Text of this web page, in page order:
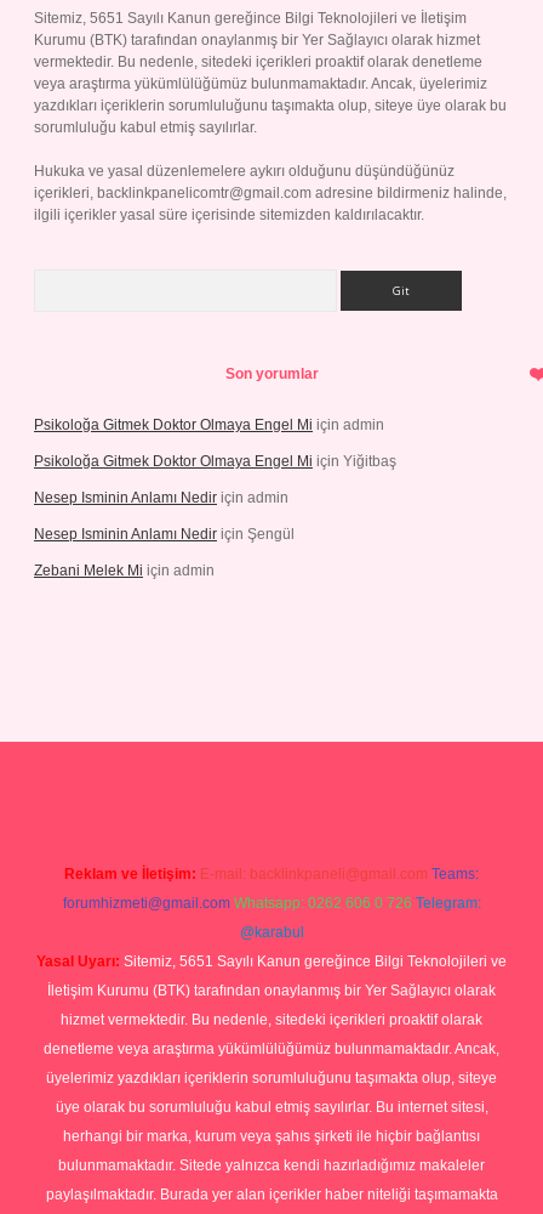
Sitemiz, 5651 Sayılı Kanun gereğince Bilgi Teknolojileri ve İletişim
Kurumu (BTK) tarafından onaylanmış bir Yer Sağlayıcı olarak hizmet
vermektedir. Bu nedenle, sitedeki içerikleri proaktif olarak denetleme
veya araştırma yükümlülüğümüz bulunmamaktadır. Ancak, üyelerimiz
yazdıkları içeriklerin sorumluluğunu taşımakta olup, siteye üye olarak bu
sorumluluğu kabul etmiş sayılırlar.
Hukuka ve yasal düzenlemelere aykırı olduğunu düşündüğünüz
içerikleri, backlinkpanelicomtr@gmail.com adresine bildirmeniz halinde,
ilgili içerikler yasal süre içerisinde sitemizden kaldırılacaktır.
Son yorumlar
Psikoloğa Gitmek Doktor Olmaya Engel Mi için admin
Psikoloğa Gitmek Doktor Olmaya Engel Mi için Yiğitbaş
Nesep Isminin Anlamı Nedir için admin
Nesep Isminin Anlamı Nedir için Şengül
Zebani Melek Mi için admin
Reklam ve İletişim: E-mail: backlinkpaneli@gmail.com Teams:
forumhizmeti@gmail.com Whatsapp: 0262 606 0 726 Telegram:
@karabul
Yasal Uyarı: Sitemiz, 5651 Sayılı Kanun gereğince Bilgi Teknolojileri ve
İletişim Kurumu (BTK) tarafından onaylanmış bir Yer Sağlayıcı olarak
hizmet vermektedir. Bu nedenle, sitedeki içerikleri proaktif olarak
denetleme veya araştırma yükümlülüğümüz bulunmamaktadır. Ancak,
üyelerimiz yazdıkları içeriklerin sorumluluğunu taşımakta olup, siteye
üye olarak bu sorumluluğu kabul etmiş sayılırlar. Bu internet sitesi,
herhangi bir marka, kurum veya şahıs şirketi ile hiçbir bağlantısı
bulunmamaktadır. Sitede yalnızca kendi hazırladığımız makaleler
paylaşılmaktadır. Burada yer alan içerikler haber niteliği taşımamakta